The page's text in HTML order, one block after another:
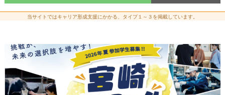
当サイトではキャリア形成支援にかかる、タイプ１～３を掲載しています。